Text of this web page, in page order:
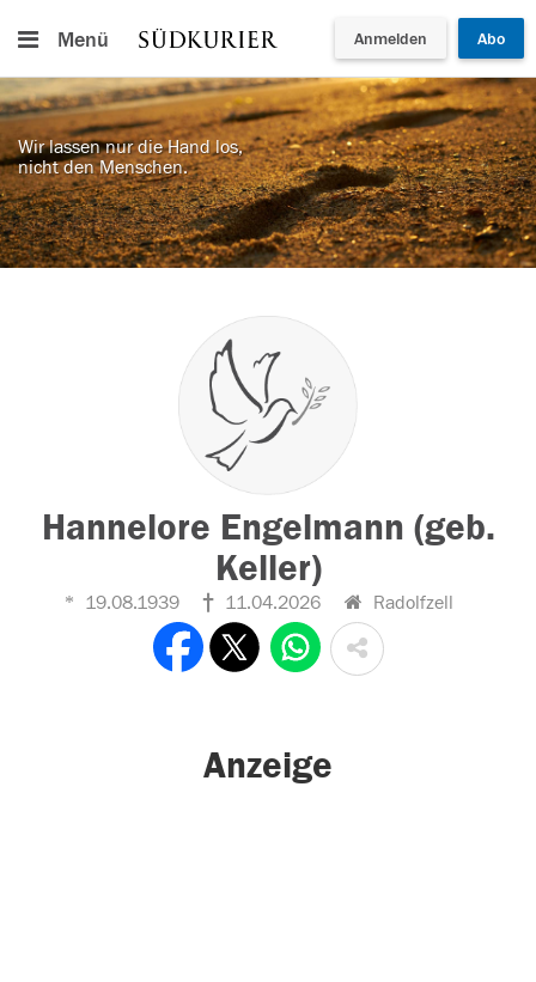
Menü Anmelden Abo
Wir lassen nur die Hand los,
nicht den Menschen.
Hannelore Engelmann (geb.
Keller)
19.08.1939 11.04.2026 Radolfzell
Anzeige